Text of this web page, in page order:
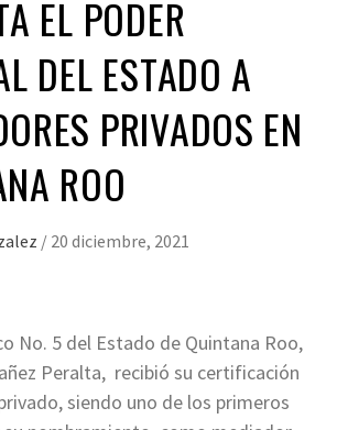
EL PODER
DEL ESTADO A
PRIVADOS EN
ROO
/ 20 diciembre, 2021
No. 5 del Estado de Quintana Roo,
Peralta, recibió su certificación
siendo uno de los primeros